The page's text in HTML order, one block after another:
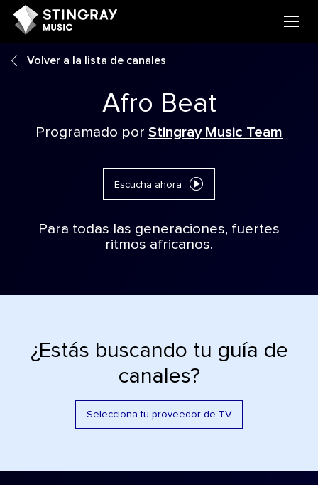
Volver a la lista de canales
Afro Beat
Programado por Stingray Music Team
Escucha ahora
Para todas las generaciones, fuertes
ritmos africanos.
¿Estás buscando tu guía de
canales?
Selecciona tu proveedor de TV